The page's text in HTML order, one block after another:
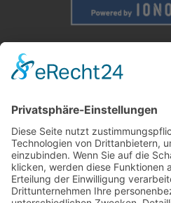
Weitere Informationen
Kontakt
Newsletter
FAQ
Schlagworte